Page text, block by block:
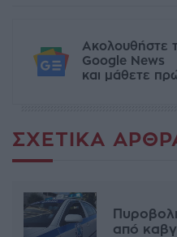
Ακολουθήστε
Google News
και μάθετε
ΣΧΕΤΙΚΆ
από